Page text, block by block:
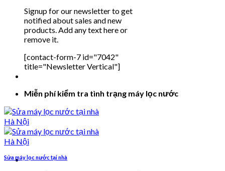
Signup for our newsletter to get
notified about sales and new
products. Add any text here or
remove it.
[contact-form-7 id="7042"
title="Newsletter Vertical"]
Miễn phí kiểm tra tình trạng máy lọc nước
Sửa máy lọc nước tại nhà